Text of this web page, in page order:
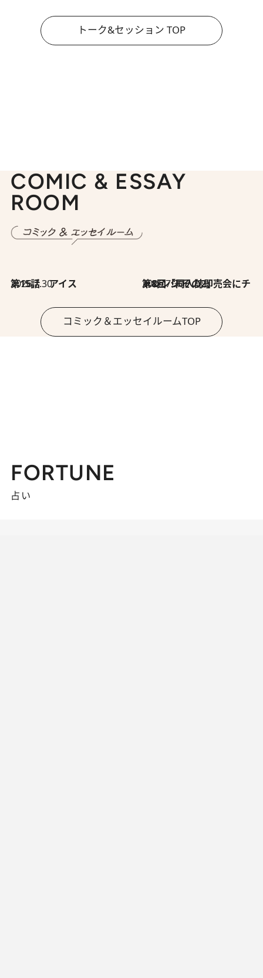
トーク&セッション TOP
COMIC & ESSAY
ROOM
2026.7.30
第15話 アイス 2026.7.30
第8回「同人誌即売会にチャレンジ その2」
コミック＆エッセイルームTOP
FORTUNE
占い